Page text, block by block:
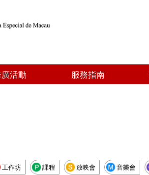
活動 服務指南
工作坊 課程 放映會 音樂會